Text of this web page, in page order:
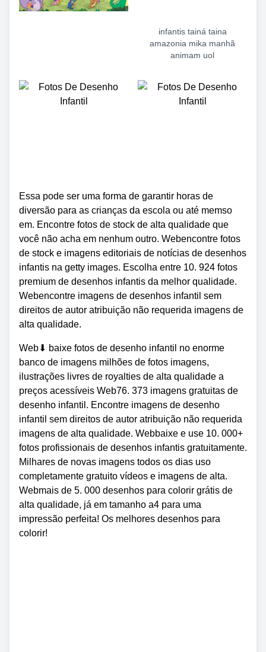
infantis tainá taina
amazonia mika manhã
animam uol
Essa pode ser uma forma de garantir horas de
diversão para as crianças da escola ou até memso
em. Encontre fotos de stock de alta qualidade que
você não acha em nenhum outro. Webencontre fotos
de stock e imagens editoriais de notícias de desenhos
infantis na getty images. Escolha entre 10. 924 fotos
premium de desenhos infantis da melhor qualidade.
Webencontre imagens de desenhos infantil sem
direitos de autor atribuição não requerida imagens de
alta qualidade.
Web⬇ baixe fotos de desenho infantil no enorme
banco de imagens milhões de fotos imagens,
ilustrações livres de royalties de alta qualidade a
preços acessíveis Web76. 373 imagens gratuitas de
desenho infantil. Encontre imagens de desenho
infantil sem direitos de autor atribuição não requerida
imagens de alta qualidade. Webbaixe e use 10. 000+
fotos profissionais de desenhos infantis gratuitamente.
Milhares de novas imagens todos os dias uso
completamente gratuito vídeos e imagens de alta.
Webmais de 5. 000 desenhos para colorir grátis de
alta qualidade, já em tamanho a4 para uma
impressão perfeita! Os melhores desenhos para
colorir!